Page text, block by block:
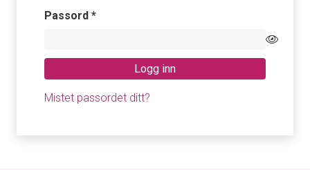
Passord *Påkrevd
Logg inn
Mistet passordet ditt?